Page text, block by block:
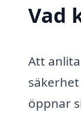
Vad
Att
öppnar